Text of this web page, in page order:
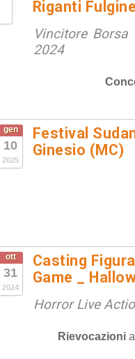
Riganti
Vincitore
2024
gen
10
2025
Festival
Ginesio (MC)
ott
31
2024
Casting
Game _
Horror Live
Rievocazioni